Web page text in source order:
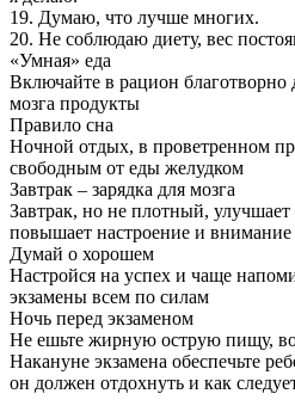
19. Думаю, что лучше многих.
20. Не соблюдаю диету, вес
«Умная» еда
Включайте в рацион благотворно
мозга продукты
Правило сна
Ночной отдых, в проветренном
свободным от еды желудком
Завтрак – зарядка для мозга
Завтрак, но не плотный,
повышает настроение и внимание
Думай о хорошем
Настройся на успех и чаще
экзамены всем по силам
Ночь перед экзаменом
Не ешьте жирную острую пищу,
Накануне экзамена обеспечьте
он должен отдохнуть и как